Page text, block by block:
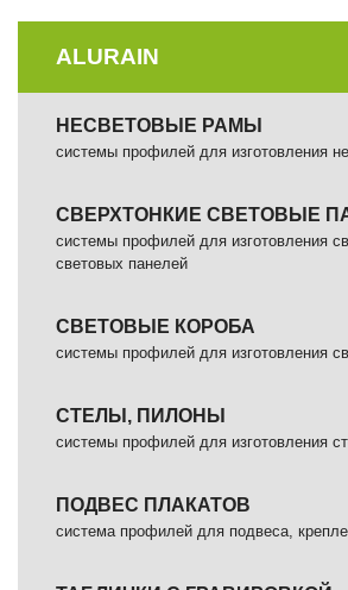
ALURAIN
НЕСВЕТОВЫЕ РАМЫ
системы профилей для изготовления
СВЕРХТОНКИЕ СВЕТОВЫЕ
системы профилей для изготовления
световых панелей
СВЕТОВЫЕ КОРОБА
системы профилей для изготовления
СТЕЛЫ, ПИЛОНЫ
системы профилей для изготовления
ПОДВЕС ПЛАКАТОВ
система профилей для подвеса,